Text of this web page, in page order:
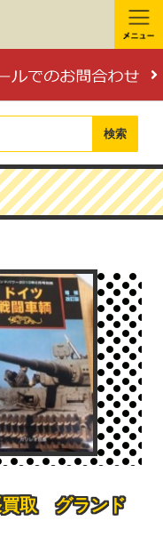
検索
取 グランド